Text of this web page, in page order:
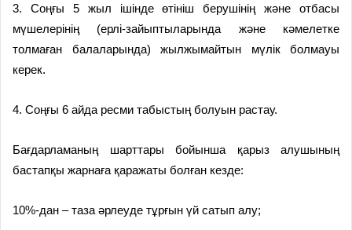
3. Соңғы 5 жыл iшiнде өтініш берушінің және отбасы
мүшелерiнің (ерлi-зайыптыларында және кәмелетке
толмаған балаларында) жылжымайтын мүлiк болмауы
керек.
4. Соңғы 6 айда ресми табыстың болуын растау.
Бағдарламаның шарттары бойынша қарыз алушының
бастапқы жарнаға қаражаты болған кезде:
10%-дан – таза әрлеуде тұрғын үй сатып алу;